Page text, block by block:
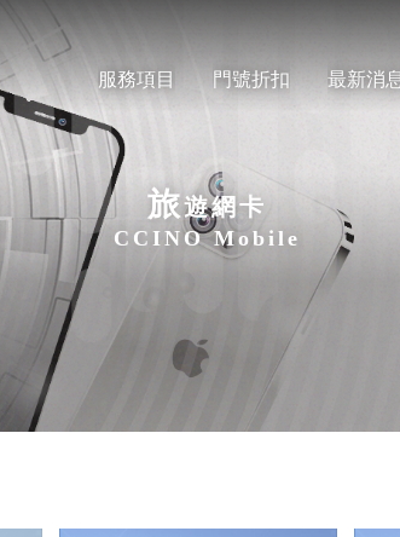
服務項目 門號折扣 最新消
旅遊網卡